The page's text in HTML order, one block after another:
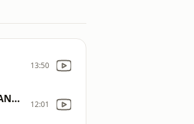
13:50
MUSICA CRISTIANA PARA SENTIR LA PRESENCIA DE DIOS 🔥 HERMOSAS ALABANZAS CRISTIANAS DE ADORACION 12:01